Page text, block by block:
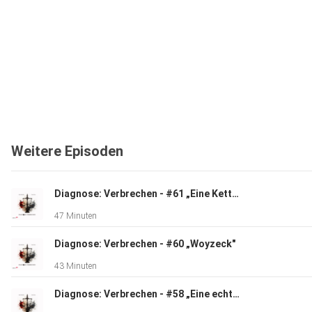
Weitere Episoden
Diagnose: Verbrechen - #61 „Eine Kette aus Zweifeln"
47 Minuten
Diagnose: Verbrechen - #60 „Woyzeck"
43 Minuten
Diagnose: Verbrechen - #58 „Eine echte Fälschung"